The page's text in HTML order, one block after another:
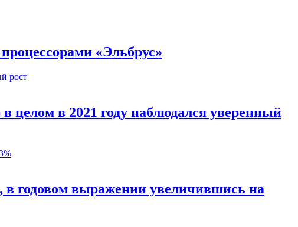
«Эльбрус»
целом в 2021 году наблюдался уверенный
в годовом выражении увеличившись на